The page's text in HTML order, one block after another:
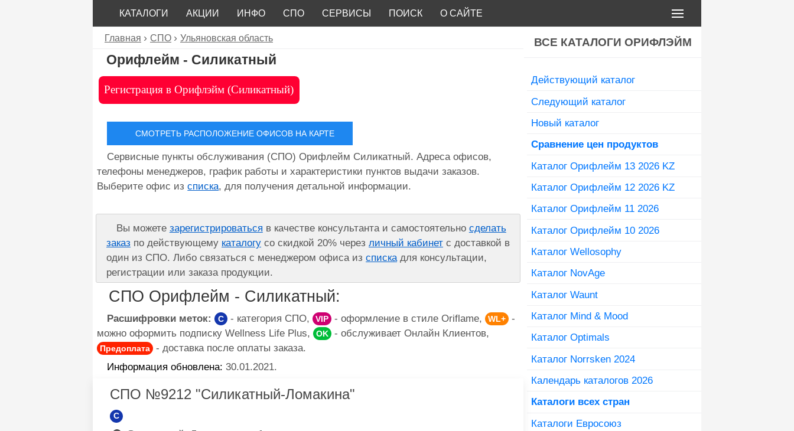
КАТАЛОГИ АКЦИИ ИНФО СПО СЕРВИСЫ ПОИСК О САЙТЕ
Главная СПО Ульяновская область
Орифлейм - Силикатный
Регистрация в Орифлэйм (Силикатный)
СМОТРЕТЬ РАСПОЛОЖЕНИЕ ОФИСОВ НА КАРТЕ
Сервисные пункты обслуживания (СПО) Орифлейм Силикатный. Адреса офисов,
телефоны менеджеров, график работы и характеристики пунктов выдачи заказов.
Выберите офис изсписка, для получения детальной информации.
Вы можете зарегистрироваться в качестве консультанта и самостоятельно сделать
заказ по действующему каталогу со скидкой 20% черезличный кабинет с доставкой в
один из СПО. Либо связаться с менеджером офиса изспискадля консультации,
регистрации или заказа продукции.
СПО Орифлейм - Силикатный:
Расшифровки меток: C - категория СПО, VIP - оформление в стиле Oriflame, WL+
-
можно оформить подписку Wellness Life Plus, OK - обслуживает Онлайн Клиентов,
Предоплата
- доставка после оплаты заказа.
Информация обновлена: 30.01.2021.
СПО №9212 "Силикатный-Ломакина"
C
ВСЕ КАТАЛОГИ ОРИФЛЭЙМ
Действующий каталог
Следующий каталог
Новый каталог
Сравнение цен продуктов
Каталог Орифлейм 13 2026 KZ
Каталог Орифлейм 12 2026 KZ
Каталог Орифлейм 11 2026
Каталог Орифлейм 10 2026
Каталог Wellosophy
Каталог NovAge
Каталог Waunt
Каталог Mind & Mood
Каталог Optimals
Каталог Norrsken 2024
Календарь каталогов 2026
Каталоги всех стран
Каталоги Евросоюз